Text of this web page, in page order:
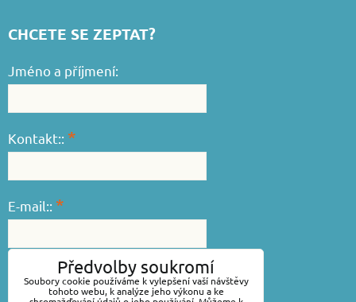
CHCETE SE ZEPTAT?
Jméno a příjmení:
Kontakt:: *
E-mail:: *
Váš dotaz::*
Předvolby soukromí
Soubory cookie používáme k vylepšení vaší návštěvy
tohoto webu, k analýze jeho výkonu a ke